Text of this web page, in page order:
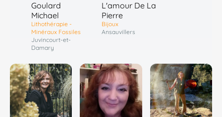
Goulard
Michael
Lithothérapie -
Minéraux Fossiles
Juvincourt-et-
Damary
L'amour De La
Pierre
Bijoux
Ansauvillers